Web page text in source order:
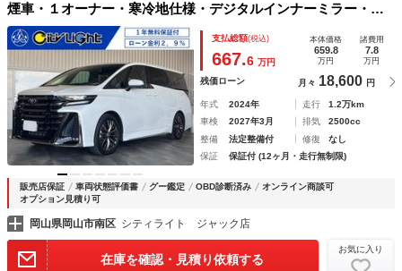
煙車・１オーナー・寒冷地仕様・デジタルインナーミラー・ム
ーンルーフ・パノラミックビューモニター・トヨタセーフテ
ィ・トヨタチームメイト・クルーズコントロール・パワーバッ
クドア・前後ドラレコ
支払総額(税込)
667.6 万円
本体価格
659.8
万円
諸費用
7.8
万円
残価ローン 月々 18,600 円
年式 2024年 走行
1.2万km
車検
2027年3月 排気
2500cc
整備
法定整備付 修復
なし
保証
保証付 (12ヶ月・走行無制限)
販売店保証 車両状態評価書 グー鑑定 OBD診断済み
オンライン商談可
オプション見積り可
岡山県岡山市南区 シティライト ジャック店
在庫を確認・見積り依頼する
お気に入り